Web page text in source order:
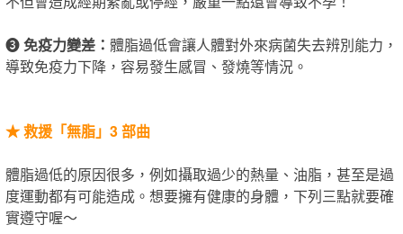
❸免疫力變差： 體脂過低會讓人體對外來病菌失去辨別能力，
導致免疫力下降，容易發生感冒、發燒等情況。
★救援「無脂」3 部曲
體脂過低的原因很多，例如攝取過少的熱量、油脂，甚至是過
度運動都有可能造成。想要擁有健康的身體，下列三點就要確
實遵守喔～